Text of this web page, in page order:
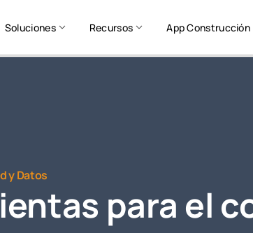
Soluciones Recursos App Construcción
y Datos
para el